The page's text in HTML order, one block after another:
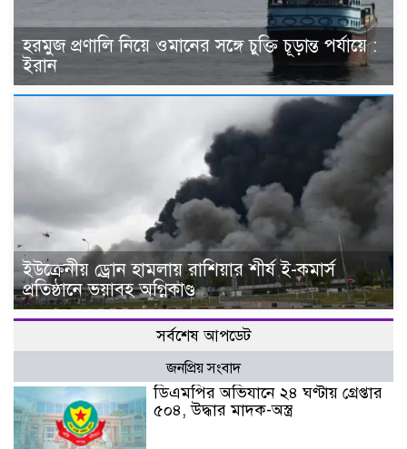
হরমুজ প্রণালি নিয়ে ওমানের সঙ্গে চুক্তি চূড়ান্ত পর্যায়ে :
ইরান
ইউক্রেনীয় ড্রোন হামলায় রাশিয়ার শীর্ষ ই-কমার্স
প্রতিষ্ঠানে ভয়াবহ অগ্নিকাণ্ড
সর্বশেষ আপডেট
জনপ্রিয় সংবাদ
ডিএমপির অভিযানে ২৪ ঘণ্টায় গ্রেপ্তার
৫০৪, উদ্ধার মাদক-অস্ত্র